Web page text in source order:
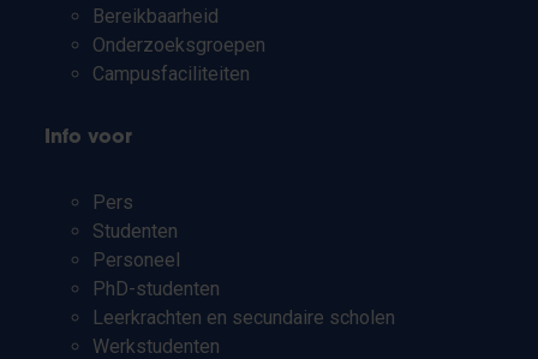
Bereikbaarheid
Onderzoeksgroepen
Campusfaciliteiten
Info voor
Pers
Studenten
Personeel
PhD-studenten
Leerkrachten en secundaire scholen
Werkstudenten